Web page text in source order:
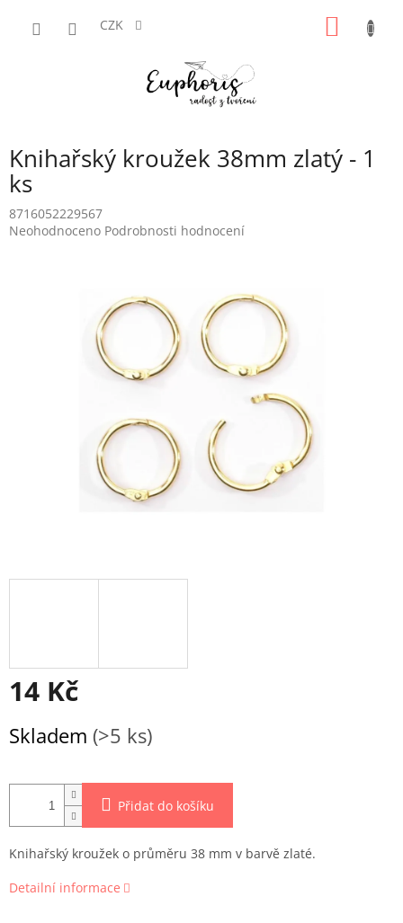
CZK
Knihařský kroužek 38mm zlatý - 1
ks
8716052229567
Průměrné
Neohodnoceno Podrobnosti hodnocení
14 Kč
cena:
Skladem (>5 ks)
Přidat do košíku
Knihařský kroužek o průměru 38 mm v barvě zlaté.
Detailní informace